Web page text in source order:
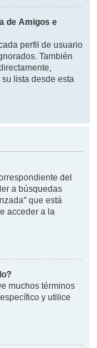
de Amigos e
perfil de usuario
También
lista desde esta
del
a búsquedas
que está
acceder a la
muchos términos
y utilice